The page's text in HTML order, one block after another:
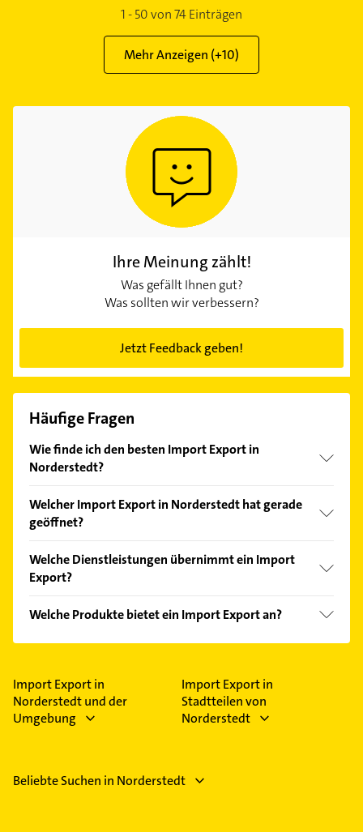
1-50von74Einträgen
Mehr Anzeigen (+10)
Ihre Meinung zählt!
Was gefällt Ihnen gut?
Was sollten wir verbessern?
Jetzt Feedback geben!
Häufige Fragen
Wie finde ich den besten Import Export in
Norderstedt?
Kundenmeinungen und profitieren Sie von den
Empfehlungen. Die Suchergebnisse können Sie sich
Welcher Import Export in Norderstedt hat gerade
geöffnet?
Bitte beachten Sie, dass diese an Sonn- und
Feiertagen abweichen können.
Welche Dienstleistungen übernimmt ein Import
Export?
Beförderung, Luftfracht, Sachbeförderung und
Herstellung von Orientteppichen.
Welche Produkte bietet ein Import Export an?
Das Angebot umfasst unter anderem Ersatzteile,
Lebensmittel.
Import Export in
Norderstedt und der
Umgebung
Import Export in
Stadtteilen von
Norderstedt
Beliebte Suchen in Norderstedt